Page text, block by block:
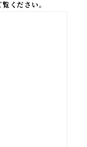
ください。